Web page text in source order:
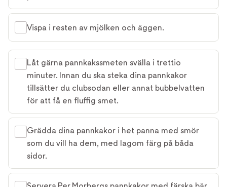
Vispa i resten av mjölken och äggen.
Låt gärna pannkakssmeten svälla i trettio
minuter. Innan du ska steka dina pannkakor
tillsätter du clubsodan eller annat bubbelvatten
för att få en fluffig smet.
Grädda dina pannkakor i het panna med smör
som du vill ha dem, med lagom färg på båda
sidor.